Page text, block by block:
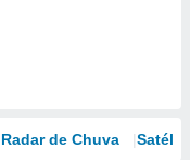
Radar de Chuva